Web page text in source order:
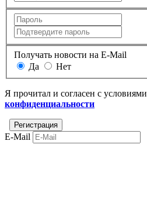
Получать новости на E-Mail
Да
Нет
Я прочитал и согласен с условиями
конфиденциальности
E-Mail